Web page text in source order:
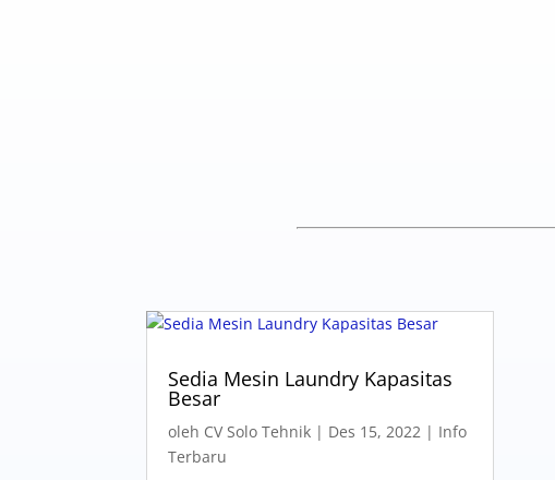
Sedia Mesin Laundry Kapasitas
Besar
oleh CV Solo Tehnik | Des 15, 2022 | Info
Terbaru